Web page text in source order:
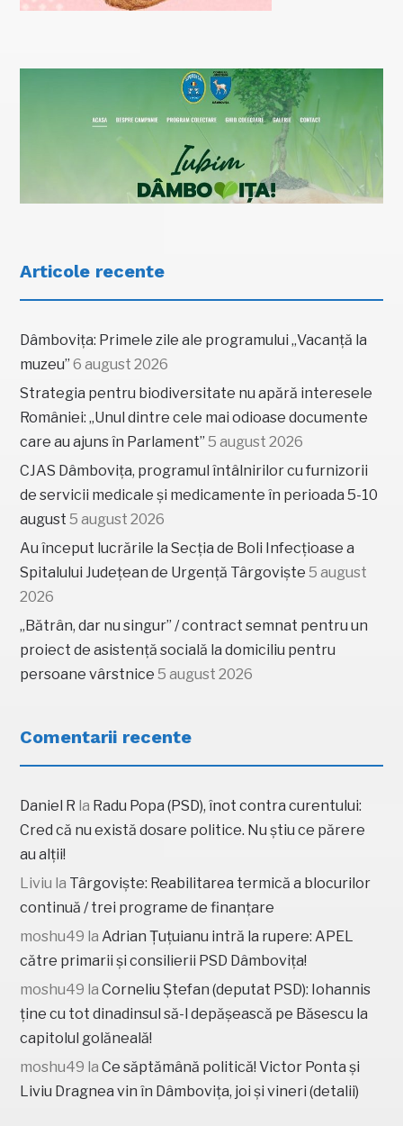
Articole recente
Dâmbovița: Primele zile ale programului „Vacanță la
muzeu” 6 august 2026
Strategia pentru biodiversitate nu apără interesele
României: „Unul dintre cele mai odioase documente
care au ajuns în Parlament” 5 august 2026
CJAS Dâmbovița, programul întâlnirilor cu furnizorii
de servicii medicale și medicamente în perioada 5-10
august 5 august 2026
Au început lucrările la Secția de Boli Infecțioase a
Spitalului Județean de Urgență Târgoviște 5 august
2026
„Bătrân, dar nu singur” / contract semnat pentru un
proiect de asistență socială la domiciliu pentru
persoane vârstnice 5 august 2026
Comentarii recente
Daniel R la Radu Popa (PSD), înot contra curentului:
Cred că nu există dosare politice. Nu știu ce părere
au alții!
Liviu la Târgoviște: Reabilitarea termică a blocurilor
continuă / trei programe de finanțare
moshu49 laAdrian Țuțuianu intră la rupere: APEL
către primarii și consilierii PSD Dâmbovița!
moshu49 laCorneliu Ștefan (deputat PSD): Iohannis
ține cu tot dinadinsul să-l depășească pe Băsescu la
capitolul golăneală!
moshu49 laCe săptămână politică! Victor Ponta și
Liviu Dragnea vin în Dâmbovița, joi și vineri (detalii)